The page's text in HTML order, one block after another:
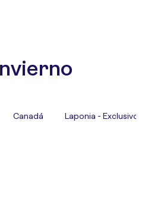
Canadá Laponia - Exclusivo